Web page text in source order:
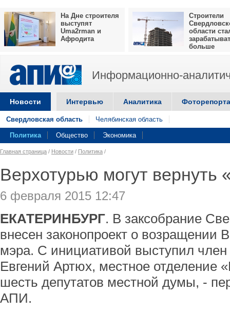
На Дне строителя
выступят
Uma2rman и
Афродита
Строители
области
больше
Информационно-
Новости Интервью Аналитика
Свердловская область Челябинская область
Политика Общество Экономика
Главная страница / Новости / Политика /
Верхотурью могут вернуть
6 февраля 2015 12:47
ЕКАТЕРИНБУРГ. В заксобрание
внесен законопроект о возращении
мэра. С инициативой выступил член
Евгений Артюх, местное отделение
шесть депутатов местной думы, -
АПИ.